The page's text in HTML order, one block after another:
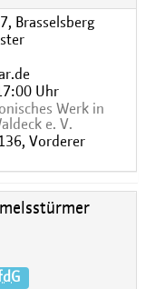
Brasselsberg
Uhr
Werk in
e. V.
Vorderer